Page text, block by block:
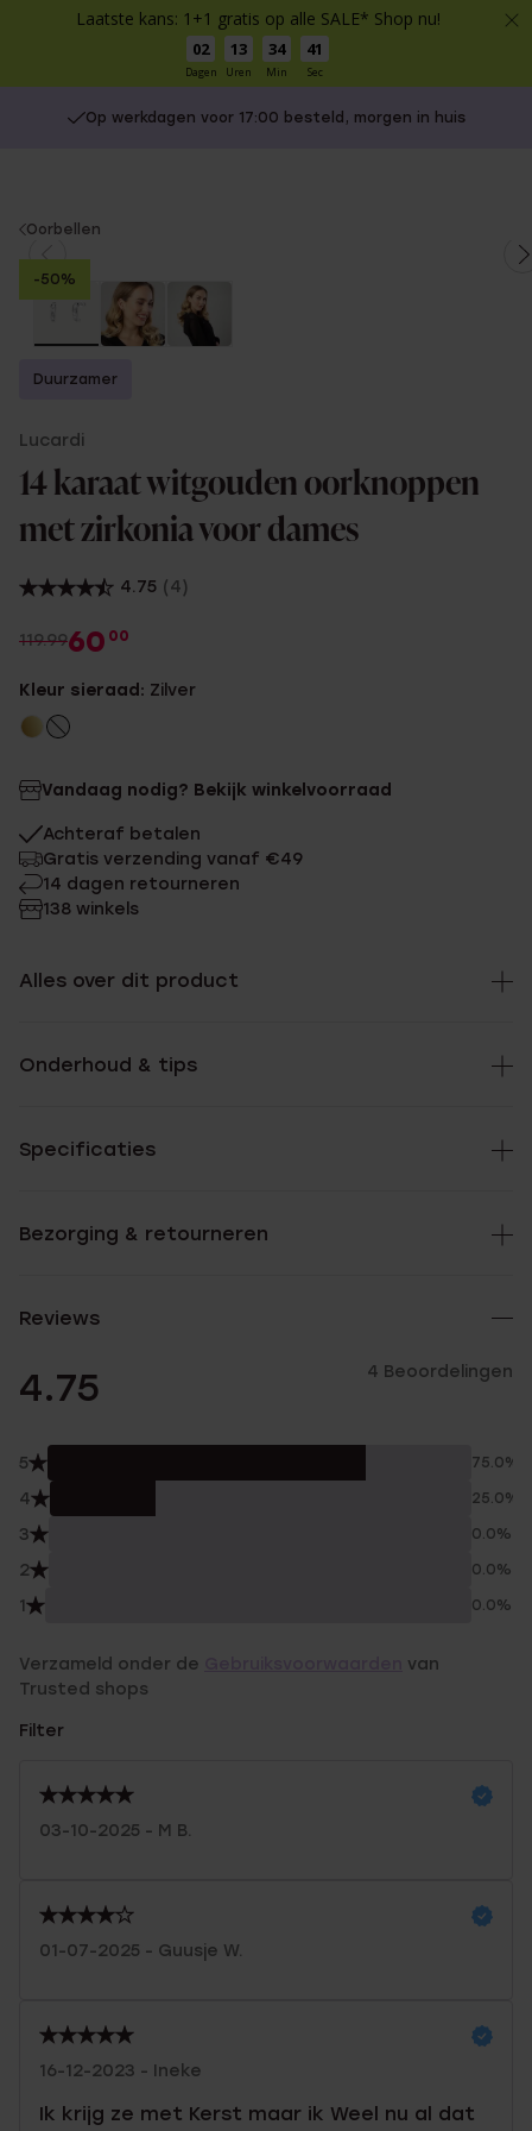
Laatste kans: 1+1 gratis op alle SALE* Shop nu!
02
Dagen
13
Uren
34
Min
41
Sec
Op werkdagen voor 17:00 besteld, morgen in huis
You
are
here:
Oorbellen
-50%
Duurzamer
Lucardi
14 karaat witgouden oorknoppen
met zirkonia voor dames
4.75 (4)
119.9960 00
Kleur sieraad: Zilver
Vandaag nodig? Bekijk winkelvoorraad
Achteraf betalen
Gratis verzending vanaf €49
14 dagen retourneren
138 winkels
Alles over dit product
Onderhoud & tips
Specificaties
Bezorging & retourneren
Reviews
4.75 4 Beoordelingen
5 75.0%
4 25.0%
3 0.0%
2 0.0%
1 0.0%
Verzameld onder de
van
Trusted shops
Filter
03-10-2025 - M B.
01-07-2025 - Guusje W.
16-12-2023 - Ineke
Ik krijg ze met Kerst maar ik Weel nu al dat